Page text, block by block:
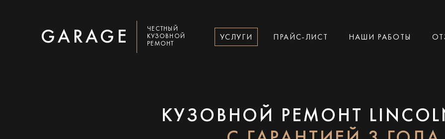
GARAGE
ЧЕСТНЫЙ
КУЗОВНОЙ
РЕМОНТ
УСЛУГИ ПРАЙС-ЛИСТ НАШИ РАБОТЫ
КУЗОВНОЙ РЕМОНТ